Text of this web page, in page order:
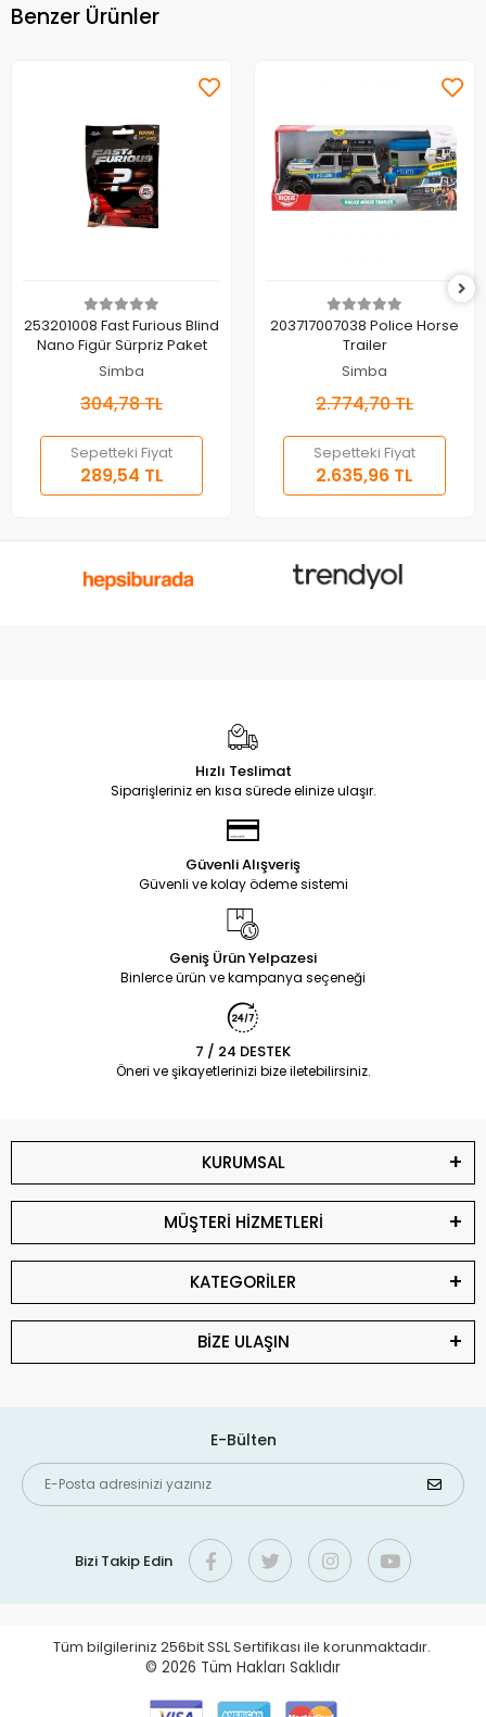
Benzer Ürünler
Sepete Ekle
253201008 Fast Furious Blind
Nano Figür Sürpriz Paket
Simba
304,78 TL
Sepetteki Fiyat
289,54 TL
Sepete Ekle
203717007038 Police Horse
Trailer
Simba
2.774,70 TL
Sepetteki Fiyat
2.635,96 TL
Hızlı Teslimat
Siparişleriniz en kısa sürede elinize ulaşır.
Güvenli Alışveriş
Güvenli ve kolay ödeme sistemi
Geniş Ürün Yelpazesi
Binlerce ürün ve kampanya seçeneği
7 / 24 DESTEK
Öneri ve şikayetlerinizi bize iletebilirsiniz.
KURUMSAL
MÜŞTERİ HİZMETLERİ
KATEGORİLER
BİZE ULAŞIN
E-Bülten
Bizi Takip Edin
Tüm bilgileriniz 256bit SSL Sertifikası ile korunmaktadır.
© 2026 Tüm Hakları Saklıdır